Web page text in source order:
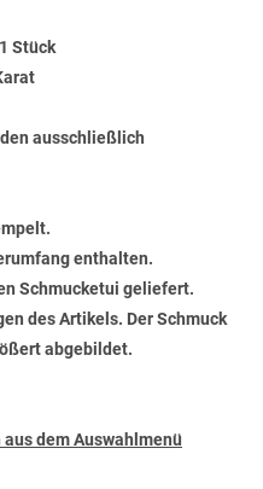
Stück
ausschließlich
enthalten.
Schmucketui geliefert.
des Artikels. Der Schmuck
abgebildet.
dem Auswahlmenü